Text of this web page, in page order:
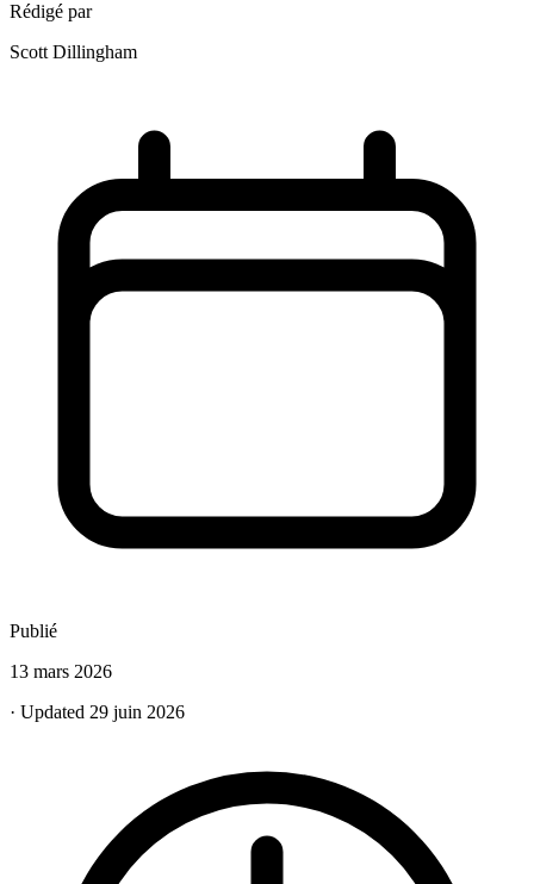
Rédigé par
Scott Dillingham
Publié
13 mars 2026
· Updated 29 juin 2026